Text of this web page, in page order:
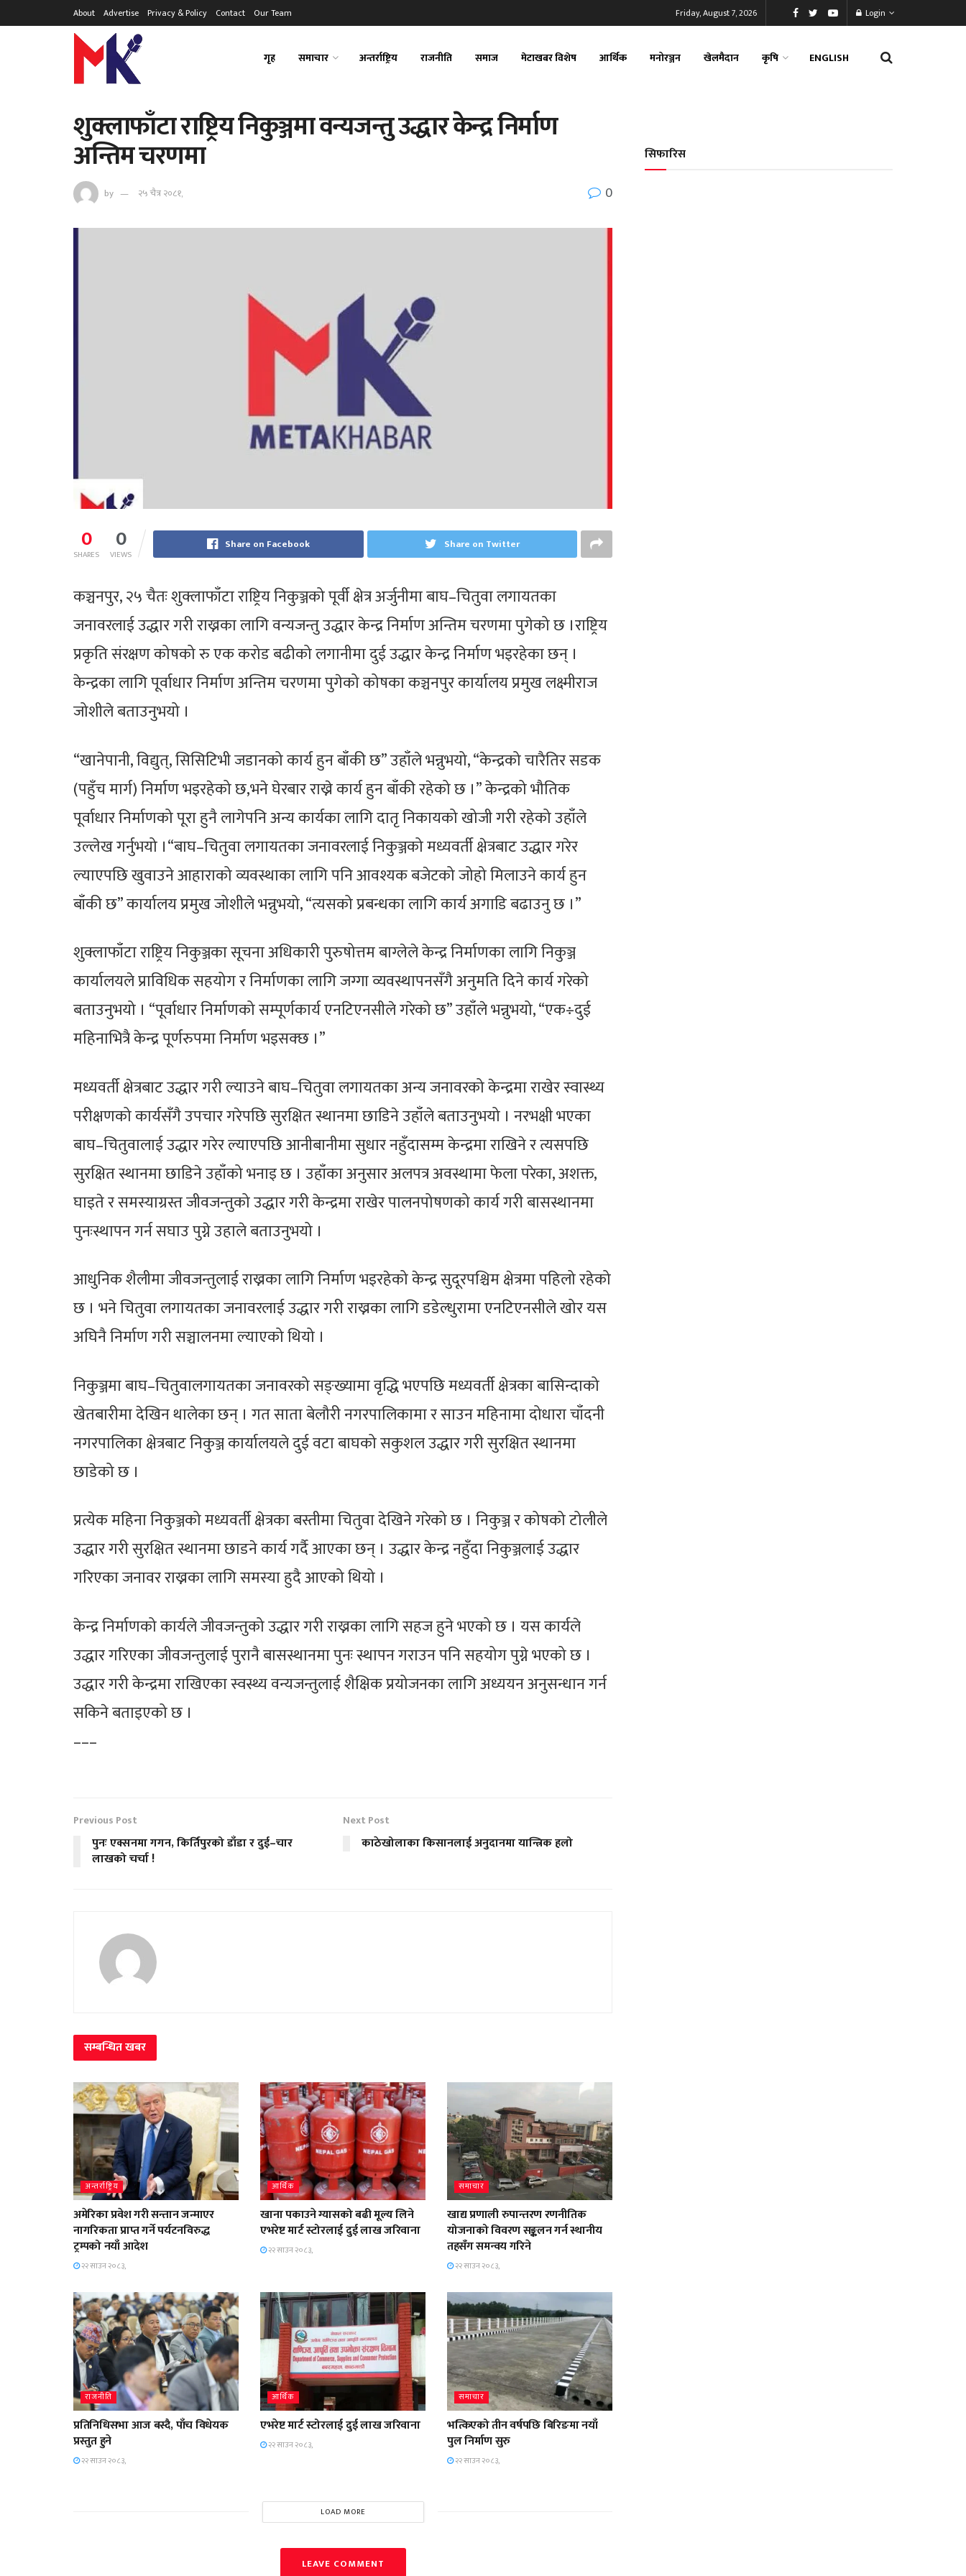
About Advertise Privacy & Policy Contact Our Team Friday, August 7, 2026 Login
गृह समाचार अन्तर्राष्ट्रिय राजनीति समाज मेटाखबर विशेष आर्थिक मनोरञ्जन खेलमैदान कृषि ENGLISH
शुक्लाफाँटा राष्ट्रिय निकुञ्जमा वन्यजन्तु उद्धार केन्द्र निर्माण
अन्तिम चरणमा
by २५ चैत्र २०८१, 0
0
SHARES 0
VIEWS
Share on Facebook Share on Twitter
कञ्चनपुर, २५ चैतः शुक्लाफाँटा राष्ट्रिय निकुञ्जको पूर्वी क्षेत्र अर्जुनीमा बाघ–चितुवा लगायतका
जनावरलाई उद्धार गरी राख्नका लागि वन्यजन्तु उद्धार केन्द्र निर्माण अन्तिम चरणमा पुगेको छ ।राष्ट्रिय
प्रकृति संरक्षण कोषको रु एक करोड बढीको लगानीमा दुई उद्धार केन्द्र निर्माण भइरहेका छन् ।
केन्द्रका लागि पूर्वाधार निर्माण अन्तिम चरणमा पुगेको कोषका कञ्चनपुर कार्यालय प्रमुख लक्ष्मीराज
जोशीले बताउनुभयो ।
“खानेपानी, विद्युत्, सिसिटिभी जडानको कार्य हुन बाँकी छ” उहाँले भन्नुभयो, “केन्द्रको चारैतिर सडक
(पहुँच मार्ग) निर्माण भइरहेको छ,भने घेरबार राख्ने कार्य हुन बाँकी रहेको छ ।” केन्द्रको भौतिक
पूर्वाधार निर्माणको पूरा हुनै लागेपनि अन्य कार्यका लागि दातृ निकायको खोजी गरी रहेको उहाँले
उल्लेख गर्नुभयो ।“बाघ–चितुवा लगायतका जनावरलाई निकुञ्जको मध्यवर्ती क्षेत्रबाट उद्धार गरेर
ल्याएपछि खुवाउने आहाराको व्यवस्थाका लागि पनि आवश्यक बजेटको जोहो मिलाउने कार्य हुन
बाँकी छ” कार्यालय प्रमुख जोशीले भन्नुभयो, “त्यसको प्रबन्धका लागि कार्य अगाडि बढाउनु छ ।”
शुक्लाफाँटा राष्ट्रिय निकुञ्जका सूचना अधिकारी पुरुषोत्तम बाग्लेले केन्द्र निर्माणका लागि निकुञ्ज
कार्यालयले प्राविधिक सहयोग र निर्माणका लागि जग्गा व्यवस्थापनसँगै अनुमति दिने कार्य गरेको
बताउनुभयो । “पूर्वाधार निर्माणको सम्पूर्णकार्य एनटिएनसीले गरेको छ” उहाँले भन्नुभयो, “एक÷दुई
महिनाभित्रै केन्द्र पूर्णरुपमा निर्माण भइसक्छ ।”
मध्यवर्ती क्षेत्रबाट उद्धार गरी ल्याउने बाघ–चितुवा लगायतका अन्य जनावरको केन्द्रमा राखेर स्वास्थ्य
परीक्षणको कार्यसँगै उपचार गरेपछि सुरक्षित स्थानमा छाडिने उहाँले बताउनुभयो । नरभक्षी भएका
बाघ–चितुवालाई उद्धार गरेर ल्याएपछि आनीबानीमा सुधार नहुँदासम्म केन्द्रमा राखिने र त्यसपछि
सुरक्षित स्थानमा छाडिने उहाँको भनाइ छ । उहाँका अनुसार अलपत्र अवस्थामा फेला परेका, अशक्त,
घाइते र समस्याग्रस्त जीवजन्तुको उद्धार गरी केन्द्रमा राखेर पालनपोषणको कार्य गरी बासस्थानमा
पुनःस्थापन गर्न सघाउ पुग्ने उहाले बताउनुभयो ।
आधुनिक शैलीमा जीवजन्तुलाई राख्नका लागि निर्माण भइरहेको केन्द्र सुदूरपश्चिम क्षेत्रमा पहिलो रहेको
छ । भने चितुवा लगायतका जनावरलाई उद्धार गरी राख्नका लागि डडेल्धुरामा एनटिएनसीले खोर यस
अघिनै निर्माण गरी सञ्चालनमा ल्याएको थियो ।
निकुञ्जमा बाघ–चितुवालगायतका जनावरको सङ्ख्यामा वृद्धि भएपछि मध्यवर्ती क्षेत्रका बासिन्दाको
खेतबारीमा देखिन थालेका छन् । गत साता बेलौरी नगरपालिकामा र साउन महिनामा दोधारा चाँदनी
नगरपालिका क्षेत्रबाट निकुञ्ज कार्यालयले दुई वटा बाघको सकुशल उद्धार गरी सुरक्षित स्थानमा
छाडेको छ ।
प्रत्येक महिना निकुञ्जको मध्यवर्ती क्षेत्रका बस्तीमा चितुवा देखिने गरेको छ । निकुञ्ज र कोषको टोलीले
उद्धार गरी सुरक्षित स्थानमा छाडने कार्य गर्दै आएका छन् । उद्धार केन्द्र नहुँदा निकुञ्जलाई उद्धार
गरिएका जनावर राख्नका लागि समस्या हुदै आएको थियो ।
केन्द्र निर्माणको कार्यले जीवजन्तुको उद्धार गरी राख्नका लागि सहज हुने भएको छ । यस कार्यले
उद्धार गरिएका जीवजन्तुलाई पुरानै बासस्थानमा पुनः स्थापन गराउन पनि सहयोग पुग्ने भएको छ ।
उद्धार गरी केन्द्रमा राखिएका स्वस्थ्य वन्यजन्तुलाई शैक्षिक प्रयोजनका लागि अध्ययन अनुसन्धान गर्न
सकिने बताइएको छ ।
–––
Previous Post
पुनः एक्सनमा गगन, किर्तिपुरको डाँडा र दुई–चार
लाखको चर्चा !
Next Post
काठेखोलाका किसानलाई अनुदानमा यान्त्रिक हलो
सम्बन्धितखबर
अन्तर्राष्ट्रिय
अमेरिका प्रवेश गरी सन्तान जन्माएर
नागरिकता प्राप्त गर्ने पर्यटनविरुद्ध
ट्रम्पको नयाँ आदेश
२२ साउन २०८३,
आर्थिक
खाना पकाउने ग्यासको बढी मूल्य लिने
एभरेष्ट मार्ट स्टोरलाई दुई लाख जरिवाना
२२ साउन २०८३,
समाचार
खाद्य प्रणाली रुपान्तरण रणनीतिक
योजनाको विवरण सङ्कलन गर्न स्थानीय
तहसँग समन्वय गरिने
२२ साउन २०८३,
राजनीति
प्रतिनिधिसभा आज बस्दै, पाँच विधेयक
प्रस्तुत हुने
२२ साउन २०८३,
आर्थिक
एभरेष्ट मार्ट स्टोरलाई दुई लाख जरिवाना
२२ साउन २०८३,
समाचार
भत्किएको तीन वर्षपछि बिरिङमा नयाँ
पुल निर्माण सुरु
२२ साउन २०८३,
LOAD MORE
LEAVE COMMENT
सिफारिस